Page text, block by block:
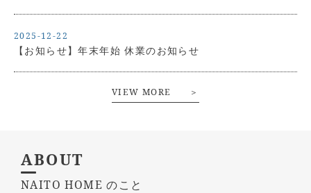
2025-12-22
【お知らせ】年末年始 休業のお知らせ
VIEW MORE ＞
ABOUT
NAITO HOME のこと